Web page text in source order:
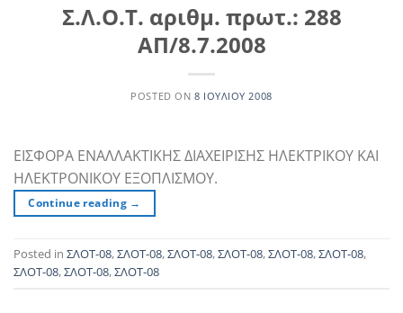
Σ.Λ.Ο.Τ. αριθμ. πρωτ.: 288
ΑΠ/8.7.2008
POSTED ON 8 ΙΟΥΛΊΟΥ 2008
ΕΙΣΦΟΡΑ ΕΝΑΛΛΑΚΤΙΚΗΣ ΔΙΑΧΕΙΡΙΣΗΣ ΗΛΕΚΤΡΙΚΟΥ ΚΑΙ
ΗΛΕΚΤΡΟΝΙΚΟΥ ΕΞΟΠΛΙΣΜΟΥ.
Continue reading →
Posted in ΣΛΟΤ-08,ΣΛΟΤ-08,ΣΛΟΤ-08,ΣΛΟΤ-08,ΣΛΟΤ-08,ΣΛΟΤ-08,
ΣΛΟΤ-08,ΣΛΟΤ-08,ΣΛΟΤ-08